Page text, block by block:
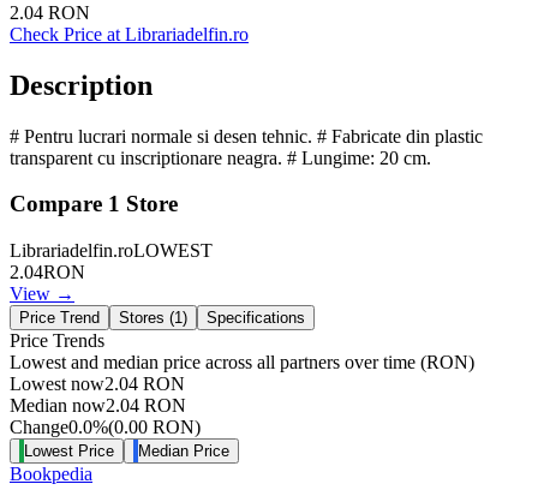
2.04 RON
Check Price at Librariadelfin.ro
Description
# Pentru lucrari normale si desen tehnic. # Fabricate din plastic
transparent cu inscriptionare neagra. # Lungime: 20 cm.
Compare 1 Store
Librariadelfin.roLOWEST
2.04RON
View →
Price Trend Stores (1) Specifications
Price Trends
Lowest and median price across all partners over time (RON)
Lowest now2.04 RON
Median now2.04 RON
Change0.0%(0.00 RON)
Lowest Price Median Price
Bookpedia